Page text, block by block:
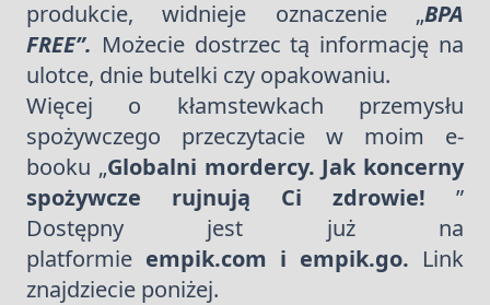
produkcie, widnieje oznaczenie „BPA
FREE”. Możecie dostrzec tą informację na
ulotce, dnie butelki czy opakowaniu.
Więcej o kłamstewkach przemysłu
spożywczego przeczytacie w moim e-
booku „Globalni mordercy. Jak koncerny
spożywcze rujnują Ci zdrowie! ”
Dostępny jest już na
platformie empik.com i empik.go. Link
znajdziecie poniżej.